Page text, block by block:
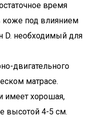
время
коже под влиянием
D. необходимый для
двигательного
матрасе.
имеет хорошая,
высотой 4-5 см.